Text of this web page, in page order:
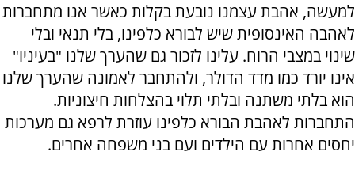
למעשה, אהבת עצמנו נובעת בקלות כאשר אנו מתחברות
לאהבה האינסופית שיש לבורא כלפינו, בלי תנאי ובלי
שינוי במצבי הרוח. עלינו לזכור גם שהערך שלנו "בעיניו"
אינו יורד כמו מדד הדולר, ולהתחבר לאמונה שהערך שלנו
הוא בלתי משתנה ובלתי תלוי בהצלחות חיצוניות.
התחברות לאהבת הבורא כלפינו עוזרת לרפא גם מערכות
יחסים אחרות עם הילדים ועם בני משפחה אחרים.